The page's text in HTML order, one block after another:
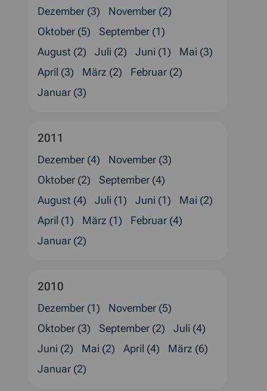
Dezember (3)
November (2)
Oktober (5)
September (1)
August (2)
Juli (2) Juni (1)
Mai (3)
April (3)
März (2)
Februar (2)
Januar (3)
2011
Dezember (4)
November (3)
Oktober (2)
September (4)
August (4)
Juli (1) Juni (1)
Mai (2)
April (1)
März (1)
Februar (4)
Januar (2)
2010
Dezember (1)
November (5)
Oktober (3)
September (2)
Juli (4)
Juni (2)
Mai (2) April (4)
März (6)
Januar (2)